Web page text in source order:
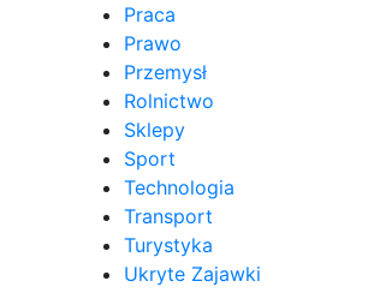
Praca
Prawo
Przemysł
Rolnictwo
Sklepy
Sport
Technologia
Transport
Turystyka
Ukryte Zajawki